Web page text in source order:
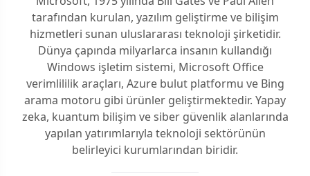
tarafından kurulan, yazılım geliştirme ve bilişim
hizmetleri sunan uluslararası teknoloji şirketidir.
Dünya çapında milyarlarca insanın kullandığı
Windows işletim sistemi, Microsoft Office
verimlililik araçları, Azure bulut platformu ve Bing
arama motoru gibi ürünler geliştirmektedir. Yapay
zeka, kuantum bilişim ve siber güvenlik alanlarında
yapılan yatırımlarıyla teknoloji sektörünün
belirleyici kurumlarından biridir.